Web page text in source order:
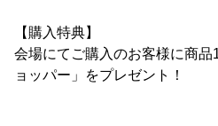
【購入特典】
会場にてご購入のお客様に商
ョッパー」をプレゼント！